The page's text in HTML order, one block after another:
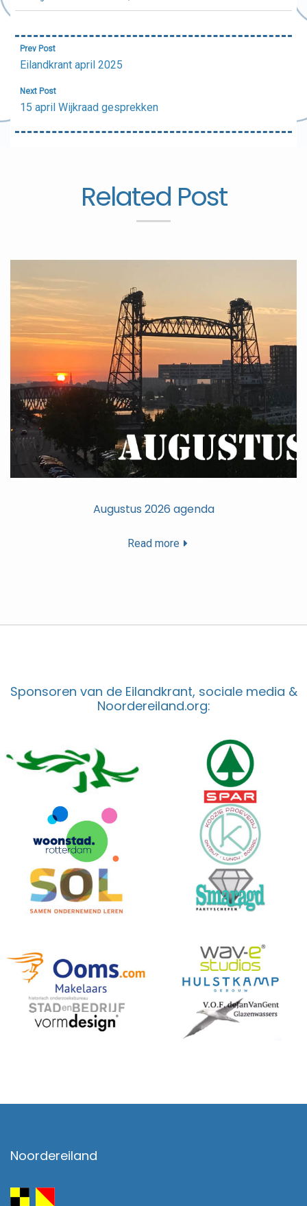
Bericht
navigatie
Prev Post
Eilandkrant april 2025
Next Post
15 april Wijkraad gesprekken
Related Post
Augustus 2026 agenda
Read more
Sponsoren van de Eilandkrant, sociale media &
Noordereiland.org:
Noordereiland